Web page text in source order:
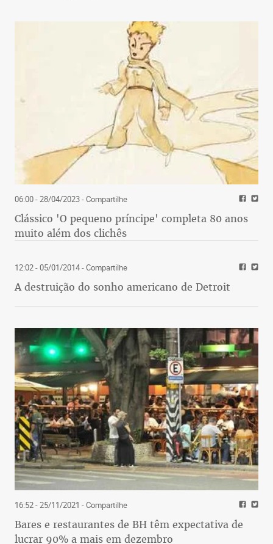
06:00 - 28/04/2023- Compartilhe
Clássico 'O pequeno príncipe' completa 80 anos
muito além dos clichês
12:02 - 05/01/2014- Compartilhe
A destruição do sonho americano de Detroit
16:52 - 25/11/2021 - Compartilhe
Bares e restaurantes de BH têm expectativa de
lucrar 90% a mais em dezembro